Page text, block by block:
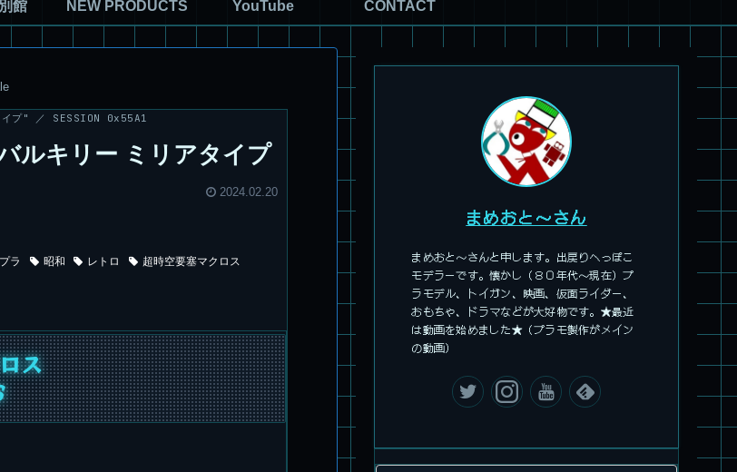
館 NEW PRODUCTS YouTube CONTACT
プ" ／ SESSION 0x55A1
ルキリー ミリアタイプ
2024.02.20
ラ 昭和 レトロ 超時空要塞マクロス
ス
まめおと～さん
まめおと～さんと申します。出戻りへっぽこ
モデラーです。懐かし（８０年代～現在）プ
ラモデル、トイガン、映画、仮面ライダー、
おもちゃ、ドラマなどが大好物です。★最近
は動画を始めました★（プラモ製作がメイン
の動画）
パチ組塗装★モデロイド 1/60 イングラム リアクティブアーマ
旧キット製作★アリイ 1/72 アーマードバルキリー